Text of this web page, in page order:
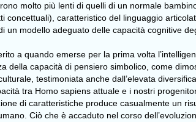
molto più lenti di quelli di un normale
concettuali), caratteristico del linguaggio
modello adeguato delle capacità cognitive
a quando emerse per la prima volta
della capacità di pensiero simbolico, come
testimoniata anche dall’elevata
tra Homo sapiens attuale e i nostri
di caratteristiche produce casualmente un
Ciò che è accaduto nel corso